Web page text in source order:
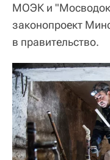
МОЭК и
законопроект
в правительство.